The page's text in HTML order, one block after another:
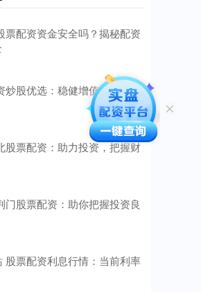
票配资资金安全吗？揭秘配资
炒股优选：稳健增值，收益最
股票配资：助力投资，把握财
门股票配资：助你把握投资良
股票配资利息行情：当前利率